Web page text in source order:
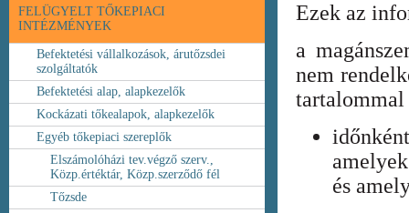
FELÜGYELT TŐKEPIACI
INTÉZMÉNYEK
Befektetési vállalkozások, árutőzsdei
szolgáltatók
Befektetési alap, alapkezelők
Kockázati tőkealapok, alapkezelők
Egyéb tőkepiaci szereplők
Elszámolóházi tev.végző szerv.,
Közp.értéktár, Közp.szerződő fél
Tőzsde
Ezek az
a
nem
és